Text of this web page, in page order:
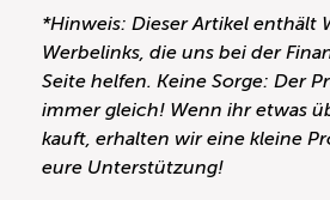
*Hinweis: Dieser Artikel enthält
Werbelinks, die uns bei der
Seite helfen. Keine Sorge: Der
immer gleich! Wenn ihr etwas
kauft, erhalten wir eine kleine
eure Unterstützung!